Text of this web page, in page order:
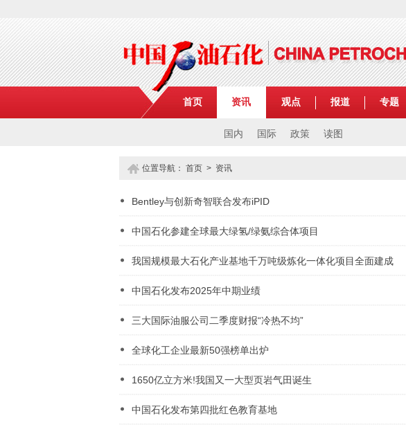
首页 资讯
国内 国际 政策 读图
观点 报道 专题
位置导航： 首页 > 资讯
Bentley与创新奇智联合发布iPID
中国石化参建全球最大绿氢/绿氨综合体项目
我国规模最大石化产业基地千万吨级炼化一体化项目全面建成
中国石化发布2025年中期业绩
三大国际油服公司二季度财报“冷热不均”
全球化工企业最新50强榜单出炉
1650亿立方米!我国又一大型页岩气田诞生
中国石化发布第四批红色教育基地